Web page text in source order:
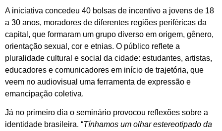
A iniciativa concedeu 40 bolsas de incentivo a jovens de 18
a 30 anos, moradores de diferentes regiões periféricas da
capital, que formaram um grupo diverso em origem, gênero,
orientação sexual, cor e etnias. O público reflete a
pluralidade cultural e social da cidade: estudantes, artistas,
educadores e comunicadores em início de trajetória, que
veem no audiovisual uma ferramenta de expressão e
emancipação coletiva.
Já no primeiro dia o seminário provocou reflexões sobre a
identidade brasileira. “Tínhamos um olhar estereotipado da